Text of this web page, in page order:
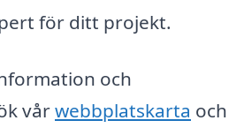
för ditt projekt.
och
vårwebbplatskarta och